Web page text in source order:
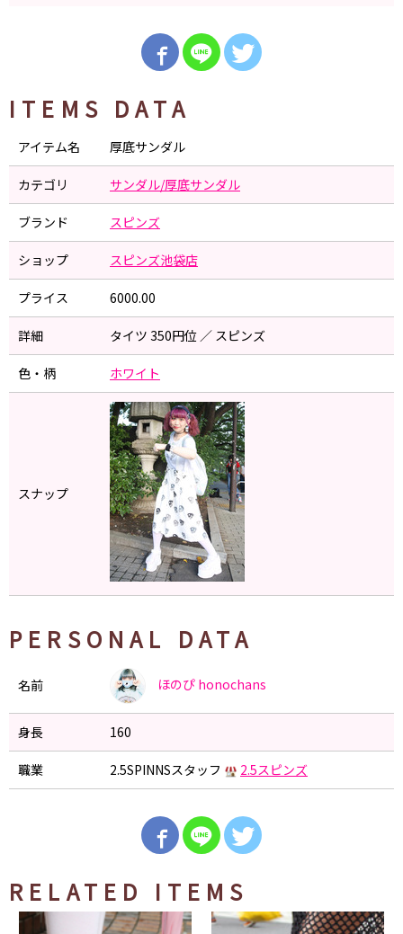
ITEMS DATA
アイテム名 厚底サンダル
カテゴリ サンダル/厚底サンダル
ブランド スピンズ
ショップ スピンズ池袋店
プライス 6000.00
詳細 タイツ 350円位 ／ スピンズ
色・柄 ホワイト
スナップ
PERSONAL DATA
名前 ほのぴ honochans
身長 160
職業 2.5SPINNSスタッフ 2.5スピンズ
RELATED ITEMS